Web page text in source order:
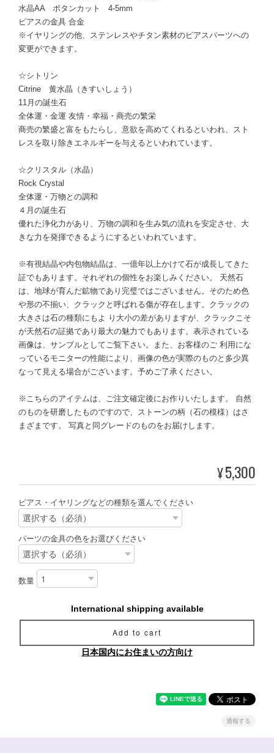
水晶AA ボタンカット 4-5mm
ピアスの金具 合金
※イヤリングの他、ステンレスやチタン素材のピアスパーツへの
変更ができます。
☆シトリン
Citrine 黄水晶（きすいしょう）
11月の誕生石
全体運・金運 友情・幸福・商売の繁栄
商売の繁盛と富をもたらし、意欲を高めてくれるといわれ、スト
レスを取り除きエネルギーを与えるといわれています。
☆クリスタル（水晶）
Rock Crystal
全体運・万物との調和
４月の誕生石
優れた浄化力があり、万物の調和を生み気の流れを安定させ、大
きな力を発揮できるようにするといわれています。
※有視結晶や内包物結晶は、一億年以上かけて石が成長してきた
証でもあります。それぞれの個性をお楽しみください。 天然石
は、地球が育んだ鉱物であり完璧ではございません。そのため色
や形の不揃い、クラックと呼ばれる傷が存在します。クラックの
大きさは石の種類にもよ り大小の差がありますが、クラックこそ
が天然石の証拠であり最大の魅力でもあります。表示されている
画像は、サンプルとしてご覧下さい。また、お客様のご 利用にな
っているモニターの性能により、画像の色が実際のものと多少異
なって見える場合がございます。予めご了承ください。
※こちらのアイテムは、ご注文確定後にお作りいたします。 自然
のものを研磨したものですので、ストーンの柄（石の模様）はさ
まざまです。 写真と同グレードのものをお届けします。
¥5,300
ピアス・イヤリングなどの種類を選んでください
パーツの金具の色をお選びください
数量
International shipping available
Add to cart
日本国内にお住まいの方向け
通報する